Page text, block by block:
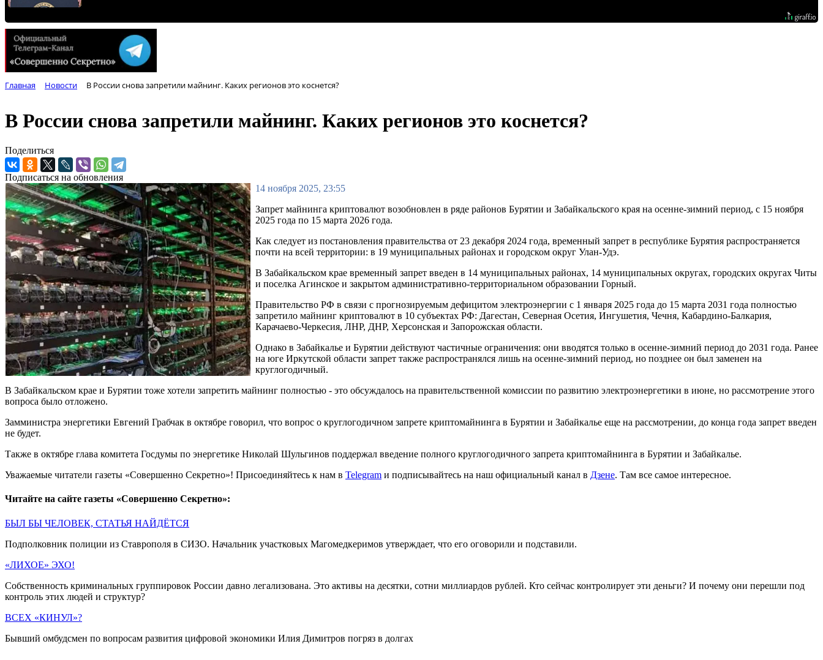
Главная Новости В России снова запретили майнинг. Каких регионов это коснется?
В России снова запретили майнинг. Каких регионов это коснется?
Поделиться
Подписаться на обновления
14 ноября 2025, 23:55
Запрет майнинга криптовалют возобновлен в ряде районов Бурятии и Забайкальского края на осенне-зимний период, с 15 ноября
2025 года по 15 марта 2026 года.
Как следует из постановления правительства от 23 декабря 2024 года, временный запрет в республике Бурятия распространяется
почти на всей территории: в 19 муниципальных районах и городском округ Улан-Удэ.
В Забайкальском крае временный запрет введен в 14 муниципальных районах, 14 муниципальных округах, городских округах Читы
и поселка Агинское и закрытом административно-территориальном образовании Горный.
Правительство РФ в связи с прогнозируемым дефицитом электроэнергии с 1 января 2025 года до 15 марта 2031 года полностью
запретило майнинг криптовалют в 10 субъектах РФ: Дагестан, Северная Осетия, Ингушетия, Чечня, Кабардино-Балкария,
Карачаево-Черкесия, ЛНР, ДНР, Херсонская и Запорожская области.
Однако в Забайкалье и Бурятии действуют частичные ограничения: они вводятся только в осенне-зимний период до 2031 года. Ранее
на юге Иркутской области запрет также распространялся лишь на осенне-зимний период, но позднее он был заменен на
круглогодичный.
В Забайкальском крае и Бурятии тоже хотели запретить майнинг полностью - это обсуждалось на правительственной комиссии по развитию электроэнергетики в июне, но рассмотрение этого
вопроса было отложено.
Замминистра энергетики Евгений Грабчак в октябре говорил, что вопрос о круглогодичном запрете криптомайнинга в Бурятии и Забайкалье еще на рассмотрении, до конца года запрет введен
не будет.
Также в октябре глава комитета Госдумы по энергетике Николай Шульгинов поддержал введение полного круглогодичного запрета криптомайнинга в Бурятии и Забайкалье.
Уважаемые читатели газеты «Совершенно Секретно»! Присоединяйтесь к нам в Telegram и подписывайтесь на наш официальный канал в Дзене. Там все самое интересное.
Читайте на сайте газеты «Совершенно Секретно»:
БЫЛ БЫ ЧЕЛОВЕК, СТАТЬЯ НАЙДЁТСЯ
Подполковник полиции из Ставрополя в СИЗО. Начальник участковых Магомедкеримов утверждает, что его оговорили и подставили.
«ЛИХОЕ» ЭХО!
Собственность криминальных группировок России давно легализована. Это активы на десятки, сотни миллиардов рублей. Кто сейчас контролирует эти деньги? И почему они перешли под
контроль этих людей и структур?
ВСЕХ «КИНУЛ»?
Бывший омбудсмен по вопросам развития цифровой экономики Илия Димитров погряз в долгах